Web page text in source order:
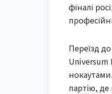
фіналі
Переїзд
Universum
партію,